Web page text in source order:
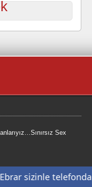
Sex
- Powered by WordPress
sizinle telefonda